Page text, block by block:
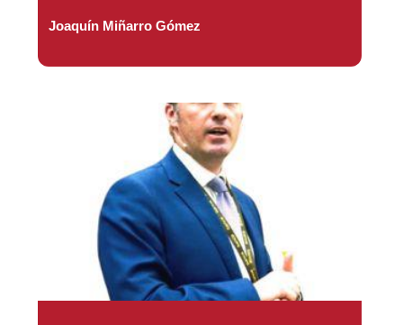
Joaquín Miñarro Gómez